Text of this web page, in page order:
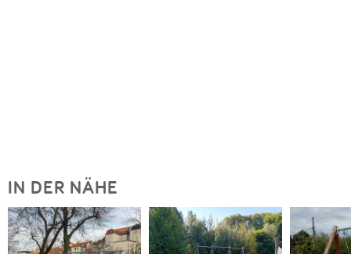
IN DER NÄHE